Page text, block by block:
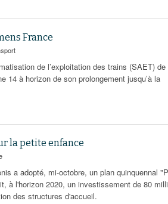
France
de l’exploitation des trains (SAET) de
14 à horizon de son prolongement jusqu’à la
la petite enfance
a adopté, mi-octobre, un plan quinquennal
à l'horizon 2020, un investissement de 80
des structures d'accueil.